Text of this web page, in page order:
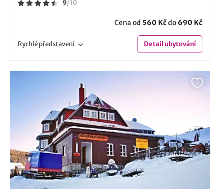
9/10
Cena od 560 Kčdo 690 Kč
Rychlépředstavení Detailubytování